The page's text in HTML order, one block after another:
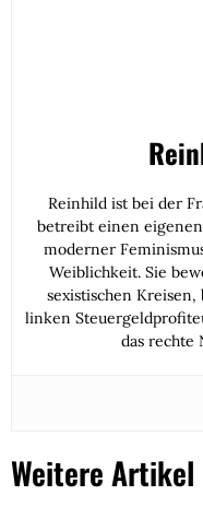
Reinhild ist bei der
betreibt einen
moderner
Weiblichkeit. Sie
sexistischen
linken
das rechte
Weitere Artikel